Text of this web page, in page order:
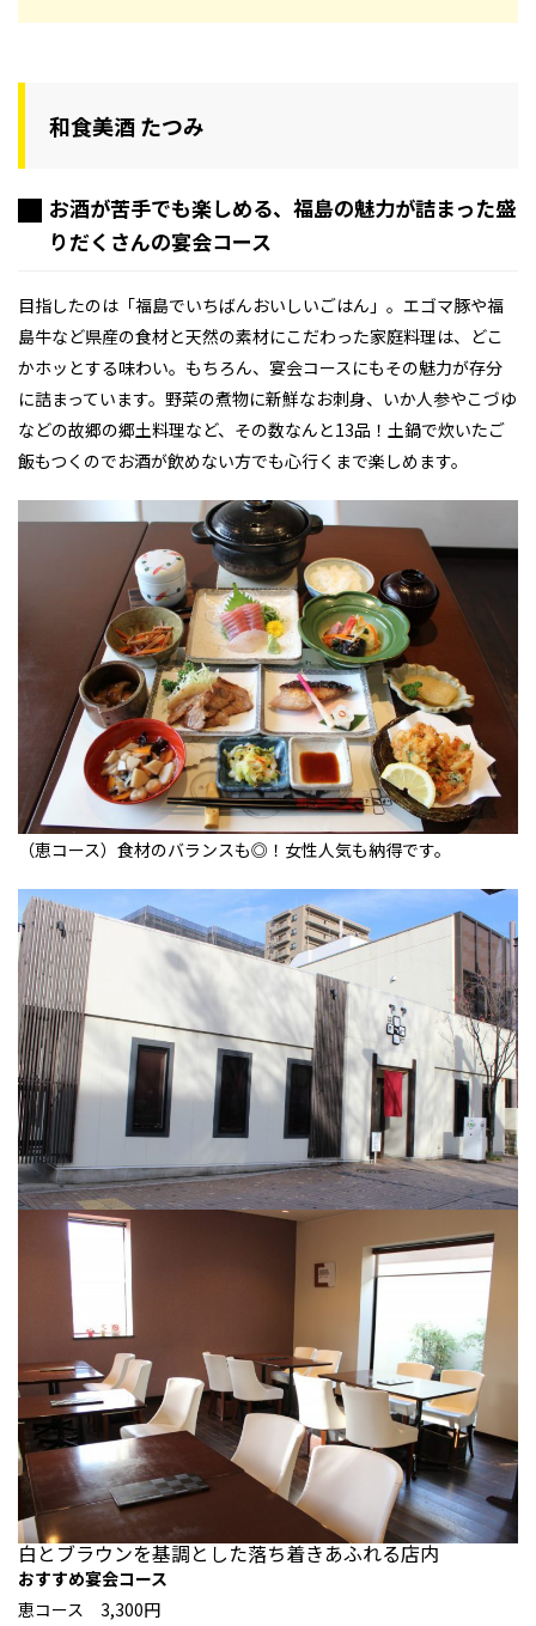
和食美酒 たつみ
お酒が苦手でも楽しめる、福島の魅力が詰まった盛
りだくさんの宴会コース
目指したのは「福島でいちばんおいしいごはん」。エゴマ豚や福
島牛など県産の食材と天然の素材にこだわった家庭料理は、どこ
かホッとする味わい。もちろん、宴会コースにもその魅力が存分
に詰まっています。野菜の煮物に新鮮なお刺身、いか人参やこづゆ
などの故郷の郷土料理など、その数なんと13品！土鍋で炊いたご
飯もつくのでお酒が飲めない方でも心行くまで楽しめます。
（恵コース）食材のバランスも◎！女性人気も納得です。
白とブラウンを基調とした落ち着きあふれる店内
おすすめ宴会コース
恵コース 3,300円